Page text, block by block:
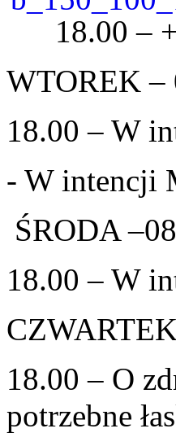
18.00 –
WTOREK –
18.00 – W
- W intencji
ŚRODA
18.00 – W
18.00 – O
potrzebne